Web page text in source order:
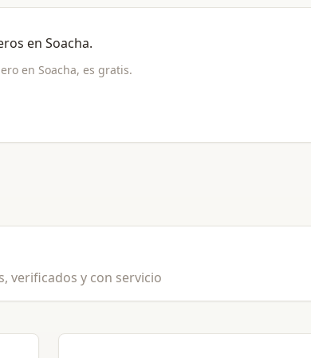
en Soacha.
en Soacha, es gratis.
verificados y con servicio